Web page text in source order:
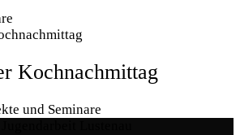
Kochnachmittag
und Seminare